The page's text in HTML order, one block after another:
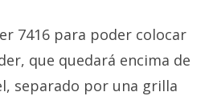
7416 para poder colocar
que quedará encima de
separado por una grilla